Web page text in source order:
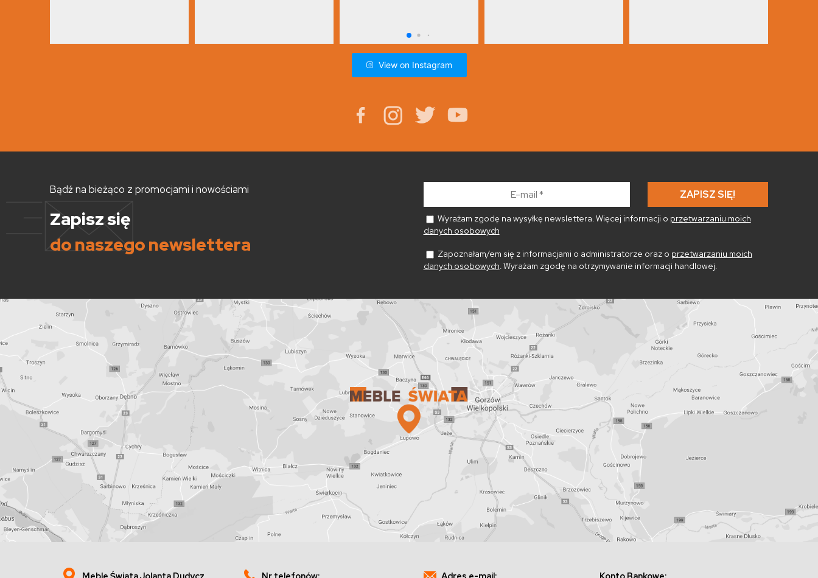
View on Instagram
Bądź na bieżąco z promocjami i nowościami
Zapisz się
do naszego newslettera
*
Wyrażam zgodę na wysyłkę newslettera. Więcej informacji o przetwarzaniu moich
danych osobowych
Zapoznałam/em się z informacjami o administratorze oraz o przetwarzaniu moich
danych osobowych. Wyrażam zgodę na otrzymywanie informacji handlowej.
Meble Świata Jolanta Dudycz Nr telefonów: Adres e-mail: Konto Bankowe: